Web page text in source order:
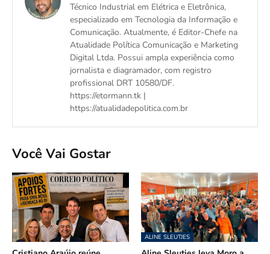
Técnico Industrial em Elétrica e Eletrônica,
especializado em Tecnologia da Informação e
Comunicação. Atualmente, é Editor-Chefe na
Atualidade Política Comunicação e Marketing
Digital Ltda. Possui ampla experiência como
jornalista e diagramador, com registro
profissional DRT 10580/DF.
https://etormann.tk |
https://atualidadepolitica.com.br
Você Vai Gostar
ALINE SLEUTJES